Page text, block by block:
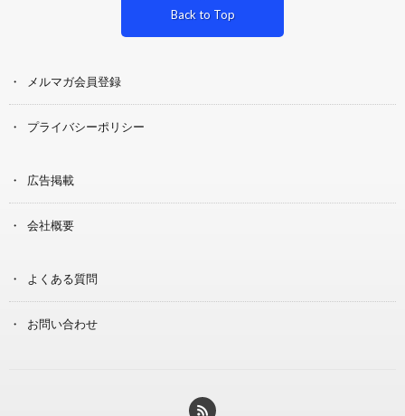
Back to Top
メルマガ会員登録
プライバシーポリシー
広告掲載
会社概要
よくある質問
お問い合わせ